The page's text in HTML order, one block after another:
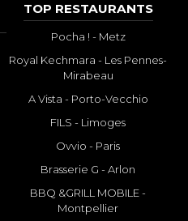
TOP RESTAURANTS
Pocha ! - Metz
Royal Kechmara - Les Pennes-
Mirabeau
A Vista - Porto-Vecchio
FILS - Limoges
Ovvio - Paris
Brasserie G - Arlon
BBQ &GRILL MOBILE -
Montpellier